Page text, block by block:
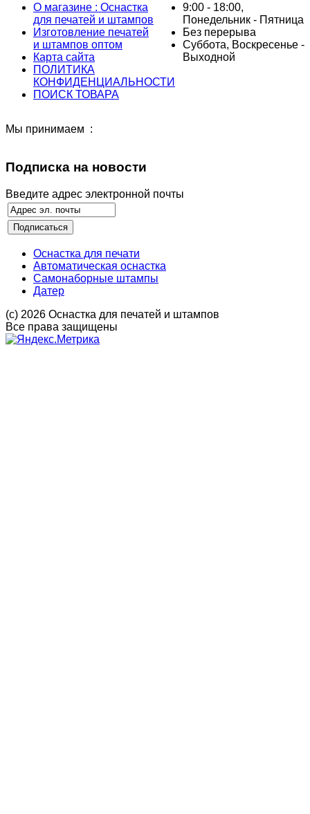
О магазине : Оснастка
для печатей и штампов
Изготовление печатей
и штампов оптом
Карта сайта
ПОЛИТИКА
КОНФИДЕНЦИАЛЬНОСТИ
ПОИСК ТОВАРА
9:00 - 18:00,
Понедельник - Пятница
Без перерыва
Суббота, Воскресенье -
Выходной
Мы принимаем :
Подписка на новости
Введите адрес электронной почты
Оснастка для печати
Автоматическая оснастка
Самонаборные штампы
Датер
(с) 2026 Оснастка для печатей и штампов
Все права защищены